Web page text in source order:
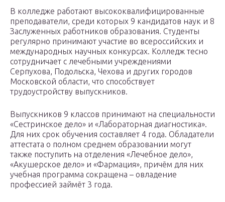
В колледже работают высококвалифицированные
преподаватели, среди которых 9 кандидатов наук и 8
Заслуженных работников образования. Студенты
регулярно принимают участие во всероссийских и
международных научных конкурсах. Колледж тесно
сотрудничает с лечебными учреждениями
Серпухова, Подольска, Чехова и других городов
Московской области, что способствует
трудоустройству выпускников.
Выпускников 9 классов принимают на специальности
«Сестринское дело» и «Лабораторная диагностика».
Для них срок обучения составляет 4 года. Обладатели
аттестата о полном среднем образовании могут
также поступить на отделения «Лечебное дело»,
«Акушерское дело» и «Фармация», причём для них
учебная программа сокращена – овладение
профессией займёт 3 года.